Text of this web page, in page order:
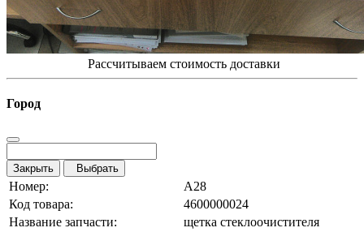
Рассчитываем стоимость доставки
Город
Закрыть Выбрать
Номер:
A28
Код товара:
4600000024
Название запчасти:
щетка стеклоочистителя